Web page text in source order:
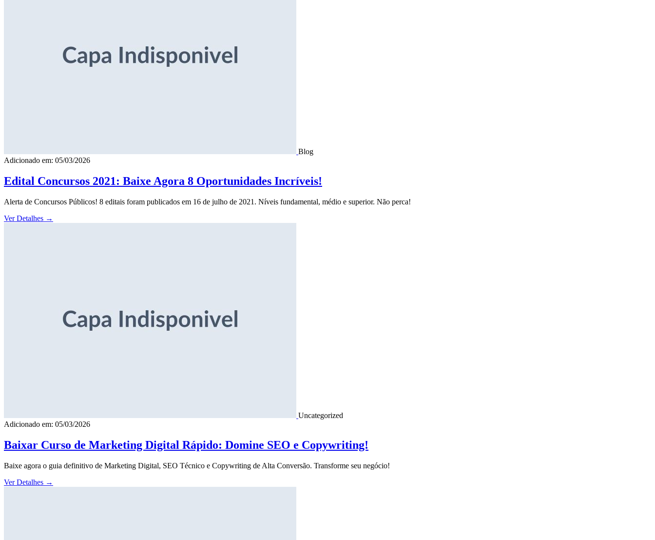
Blog
Adicionado em: 05/03/2026
Edital Concursos 2021: Baixe Agora 8 Oportunidades Incríveis!
Alerta de Concursos Públicos! 8 editais foram publicados em 16 de julho de 2021. Níveis fundamental, médio e superior. Não perca!
Ver Detalhes →
Uncategorized
Adicionado em: 05/03/2026
Baixar Curso de Marketing Digital Rápido: Domine SEO e Copywriting!
Baixe agora o guia definitivo de Marketing Digital, SEO Técnico e Copywriting de Alta Conversão. Transforme seu negócio!
Ver Detalhes →